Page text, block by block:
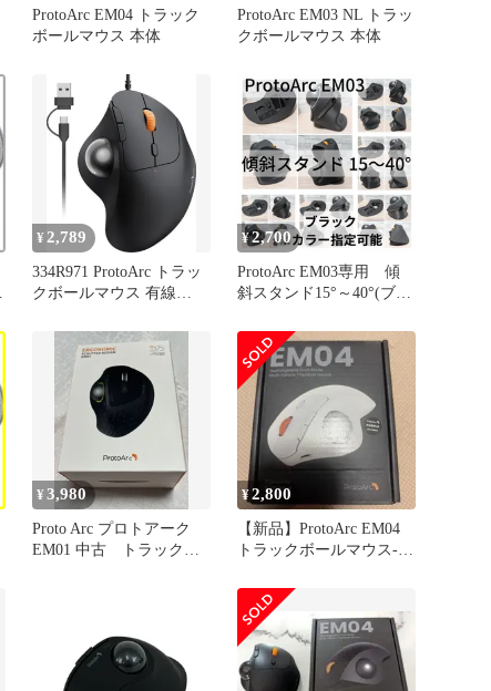
ProtoArc EM04 トラック
ボールマウス 本体
ProtoArc EM03 NL トラッ
クボールマウス 本体
¥ 2,789
334R971 ProtoArc トラッ
クボールマウス 有線
¥2,700
ProtoArc EM03専用 傾
斜スタンド15°～40°(ブラ
能)
¥3,980
Proto Arc プロトアーク
EM01 中古 トラックボ
作業 ブラック
¥2,800
【新品】ProtoArc EM04
トラックボールマウス-ホ